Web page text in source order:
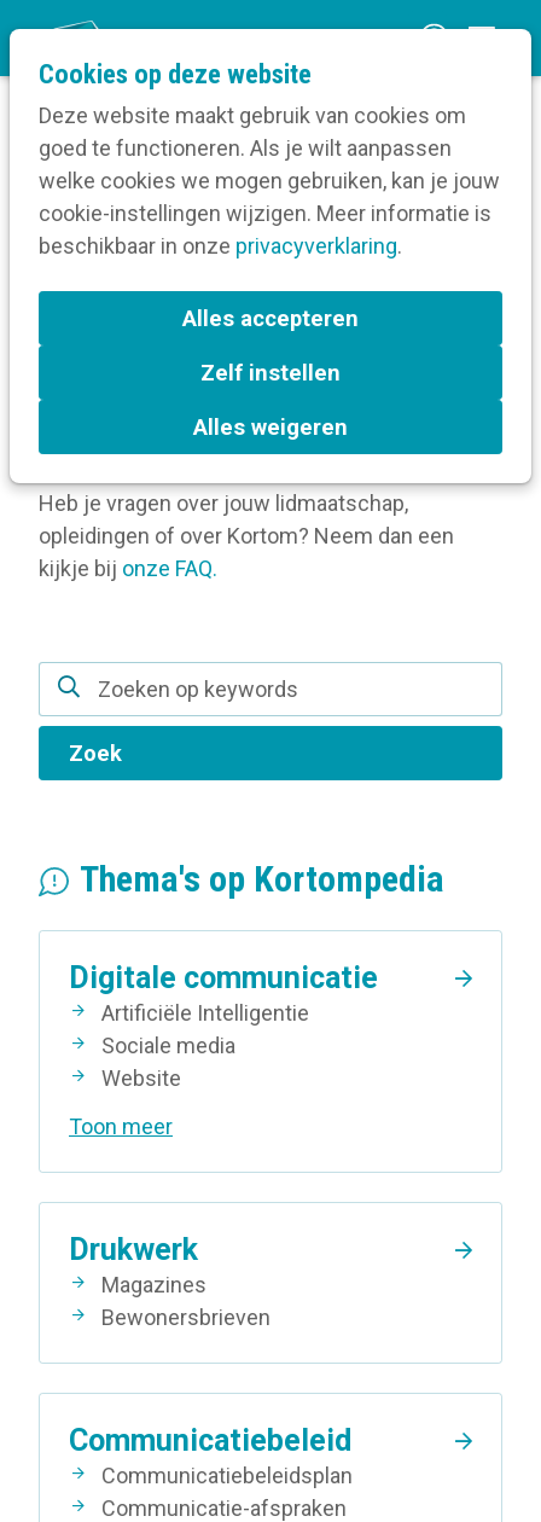
Cookies op deze website
Deze website maakt gebruik van cookies om
goed te functioneren. Als je wilt aanpassen
welke cookies we mogen gebruiken, kan je jouw
cookie-instellingen wijzigen. Meer informatie is
beschikbaar in onze privacyverklaring.
Alles accepteren
Zelf instellen
Alles weigeren
n
m
Duik in ons kennisaanbod
Welkom bij Kortompedia, hét digitaal
kenniscentrum over communicatie.Je vindt hier
het antwoord op jouw communicatievragen.
Duik in onze tips en tricks, praktijkdocumenten
interessante artikels en publicaties over allerlei
communicatiethema’s. Heb je suggesties?
het ons weten.
Heb je vragen over jouw lidmaatschap,
opleidingen of over Kortom? Neem dan een
kijkje bij onze FAQ.
Zoekveld
Zoek
Thema's op Kortompedia
Digitale communicatie
Artificiële Intelligentie
Sociale media
Website
Toon meer
Drukwerk
Magazines
Bewonersbrieven
Communicatiebeleid
Communicatiebeleidsplan
Communicatie-afspraken